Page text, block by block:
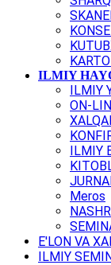
ILMIY
ILMIY
ON-
ILMIY
Meros
E'LON VA
ILMIY